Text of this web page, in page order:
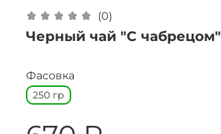
(0)
Черный чай "С чабрецом"
Фасовка
250 гр